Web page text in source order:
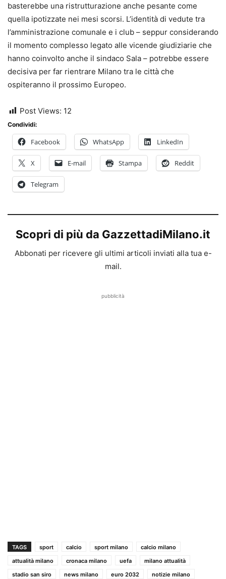
basterebbe una ristrutturazione anche pesante come
quella ipotizzate nei mesi scorsi. L’identità di vedute tra
l’amministrazione comunale e i club – seppur considerando
il momento complesso legato alle vicende giudiziarie che
hanno coinvolto anche il sindaco Sala – potrebbe essere
decisiva per far rientrare Milano tra le città che
ospiteranno il prossimo Europeo.
Post Views: 12
Condividi:
Facebook WhatsApp LinkedIn
X E-mail Stampa Reddit
Telegram
Scopri di più da GazzettadiMilano.it
Abbonati per ricevere gli ultimi articoli inviati alla tua e-
mail.
pubblicità
TAGS sport calcio sport milano
calcio milano
attualità milano
cronaca milano uefa
milano attualità
stadio san siro
news milano euro 2032
notizie milano